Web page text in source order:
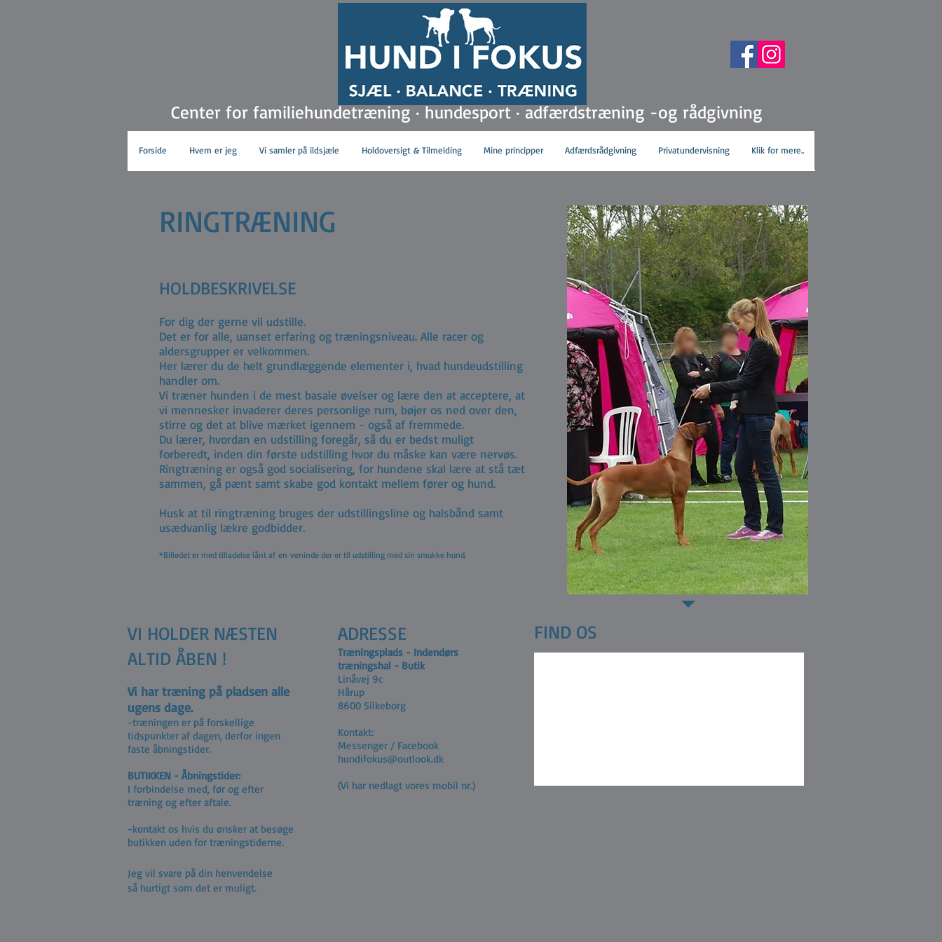
Center for familiehundetræning · hundesport · adfærdstræning -og rådgivning
Forside Hvem er jeg Vi samler på ildsjæle Holdoversigt & Tilmelding Mine principper Adfærdsrådgivning Privatundervisning Klik for mere..
RINGTRÆNING
HOLDBESKRIVELSE
For dig der gerne vil udstille.
Det er for alle, uanset erfaring og træningsniveau. Alle racer og
aldersgrupper er velkommen.
Her lærer du de helt grundlæggende elementer i, hvad hundeudstilling
handler om.
Vi træner hunden i de mest basale øvelser og lære den at acceptere, at
vi mennesker invaderer deres personlige rum, bøjer os ned over den,
stirre og det at blive mærket igennem - også af fremmede.
Du lærer, hvordan en udstilling foregår, så du er bedst muligt
forberedt, inden din første udstilling hvor du måske kan være nervøs.
Ringtræning er også god socialisering, for hundene skal lære at stå tæt
sammen, gå pænt samt skabe god kontakt mellem fører og hund.
Husk at til ringtræning bruges der udstillingsline og halsbånd samt
usædvanlig lækre godbidder.
*Billedet er med tilladelse lånt af en veninde der er til udstilling med sin smukke hund.
VI HOLDER NÆSTEN
ALTID ÅBEN !
Vi har træning på pladsen alle
ugens dage.
-træningen er på forskellige
tidspunkter af dagen, derfor ingen
faste åbningstider.
BUTIKKEN - Åbningstider:
I forbindelse med, før og efter
træning og efter aftale.
-kontakt os hvis du ønsker at besøge
butikken uden for træningstiderne.
Jeg vil svare på din henvendelse
så hurtigt som det er muligt.
ADRESSE
Træningsplads - Indendørs
træningshal - Butik
Linåvej 9c
Hårup
8600 Silkeborg
Kontakt:
Messenger / Facebook
hundifokus@outlook.dk
(Vi har nedlagt vores mobil nr.)
FIND OS